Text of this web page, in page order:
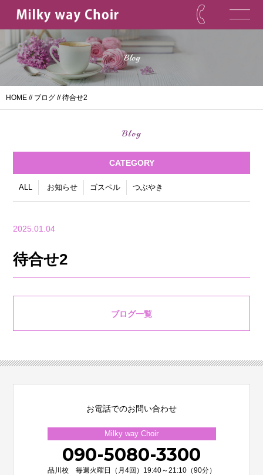
Blog
HOME // ブログ // 待合せ2
Blog
CATEGORY
ALL お知らせ ゴスペル つぶやき
2025.01.04
待合せ2
ブログ一覧
お電話でのお問い合わせ
Milky way Choir
090-5080-3300
品川校 毎週火曜日（月4回）19:40～21:10（90分）